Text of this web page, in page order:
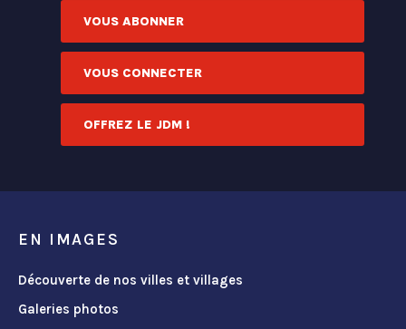
VOUS ABONNER
VOUS CONNECTER
OFFREZ LE JDM !
EN IMAGES
Découverte de nos villes et villages
Galeries photos